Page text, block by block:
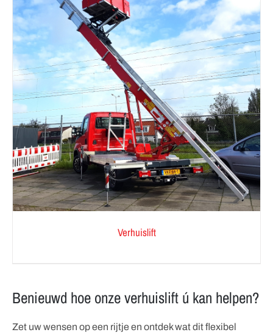
Verhuislift
Benieuwd hoe onze verhuislift ú kan helpen?
Zet uw wensen op een rijtje en ontdek wat dit flexibel